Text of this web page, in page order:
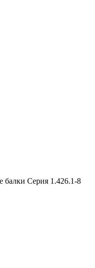
балки Серия 1.426.1-8